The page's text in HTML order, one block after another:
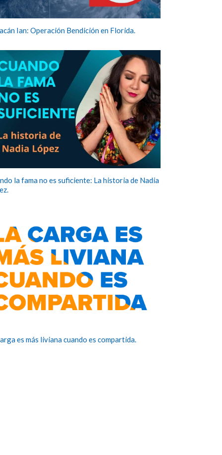
Ian: Operación Bendición en Florida.
la fama no es suficiente: La historia de Nadia
es más liviana cuando es compartida.